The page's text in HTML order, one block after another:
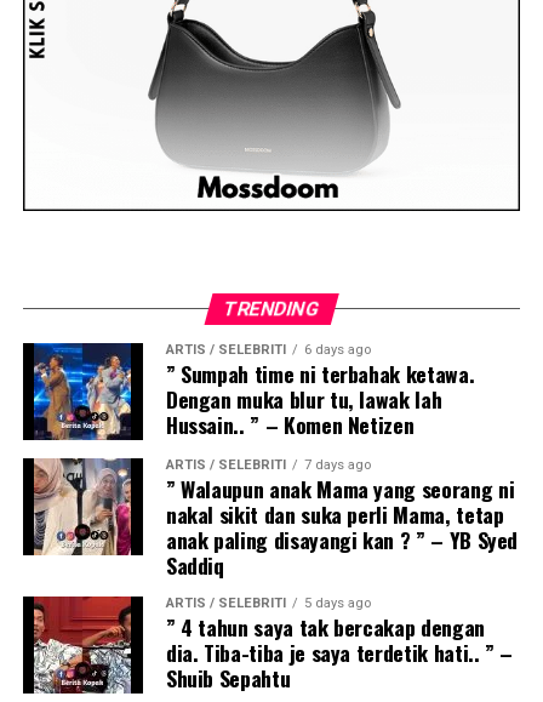
TRENDING
ARTIS / SELEBRITI 6 days ago
” Sumpah time ni terbahak ketawa.
Dengan muka blur tu, lawak lah
Hussain.. ” – Komen Netizen
ARTIS / SELEBRITI 7 days ago
” Walaupun anak Mama yang seorang ni
nakal sikit dan suka perli Mama, tetap
anak paling disayangi kan ? ” – YB Syed
Saddiq
ARTIS / SELEBRITI 5 days ago
” 4 tahun saya tak bercakap dengan
dia. Tiba-tiba je saya terdetik hati.. ” –
Shuib Sepahtu